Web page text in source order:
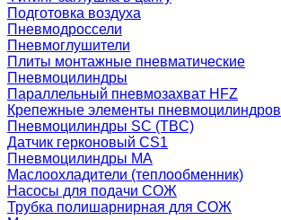
Подготовка воздуха
Пневмодроссели
Пневмоглушители
Плиты монтажные пневматические
Пневмоцилиндры
Параллельный пневмозахват HFZ
Крепежные элементы пневмоцилиндров
Пневмоцилиндры SC (TBC)
Датчик герконовый CS1
Пневмоцилиндры MA
Маслоохладители (теплообменник)
Насосы для подачи СОЖ
Трубка полишарнирная для СОЖ